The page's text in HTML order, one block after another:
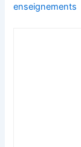
enseignements